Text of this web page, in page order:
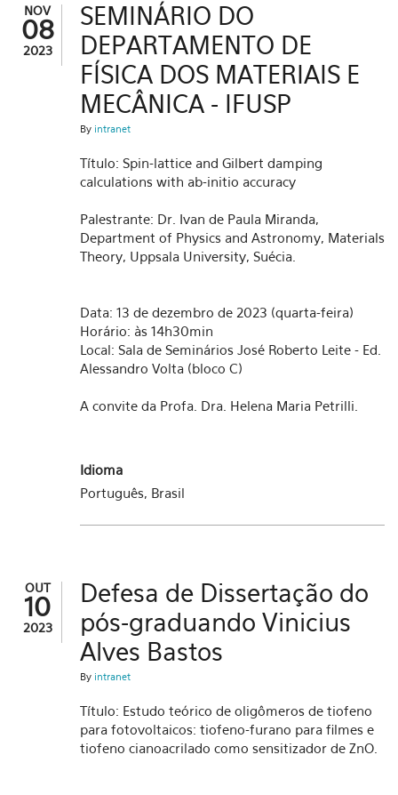
NOV
08
2023
SEMINÁRIO DO
DEPARTAMENTO DE
FÍSICA DOS MATERIAIS E
MECÂNICA - IFUSP
By intranet
Título: Spin-lattice and Gilbert damping
calculations with ab-initio accuracy
Palestrante: Dr. Ivan de Paula Miranda,
Department of Physics and Astronomy, Materials
Theory, Uppsala University, Suécia.
Data: 13 de dezembro de 2023 (quarta-feira)
Horário: às 14h30min
Local: Sala de Seminários José Roberto Leite - Ed.
Alessandro Volta (bloco C)
A convite da Profa. Dra. Helena Maria Petrilli.
Idioma
Português, Brasil
OUT
10
2023
Defesa de Dissertação do
pós-graduando Vinicius
Alves Bastos
By intranet
Título: Estudo teórico de oligômeros de tiofeno
para fotovoltaicos: tiofeno-furano para filmes e
tiofeno cianoacrilado como sensitizador de ZnO.